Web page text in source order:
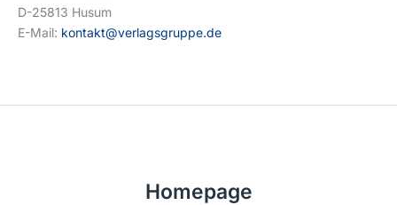
D-25813 Husum
E-Mail: kontakt@verlagsgruppe.de
Homepage